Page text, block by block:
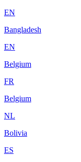
EN
Bangladesh
EN
Belgium
FR
Belgium
NL
Bolivia
ES